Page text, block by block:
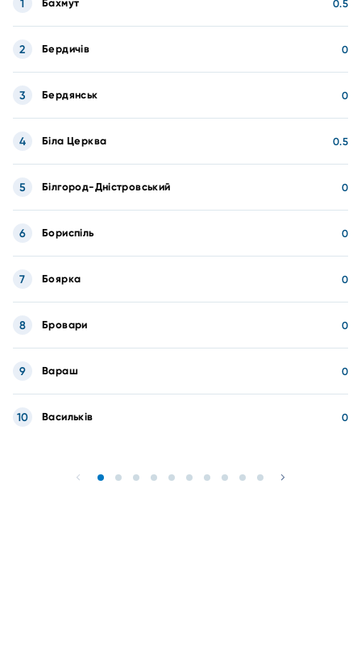
Бахмут 0.5
1
Бердичів 0
2
Бердянськ 0
3
Біла Церква 0.5
4
Білгород-Дністровський 0
5
Бориспіль 0
6
Боярка 0
7
Бровари 0
8
Вараш 0
9
Васильків 0
10